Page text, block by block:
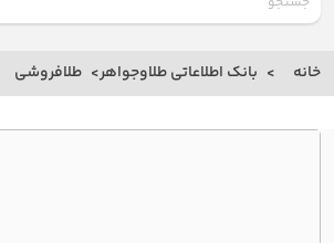
بانک
بانک
اطلاعاتی
خانه بانک اطلاعاتی طلاوجواهر طلافروشی